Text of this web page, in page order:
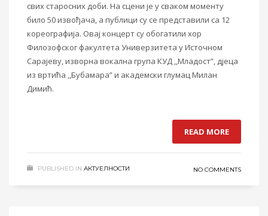
свих старосних доби. На сцени је у сваком моменту
било 50 извођача, а публици су се представили са 12
кореографија. Овај концерт су обогатили хор
Филозофског факултета Универзитета у Источном
Сарајеву, изворна вокална група КУД ,,Младост”, дјеца
из вртића ,,Бубамара” и академски глумац Милан
Димић.
READ MORE
PUBLISHED IN АКТУЕЛНОСТИ NO COMMENTS